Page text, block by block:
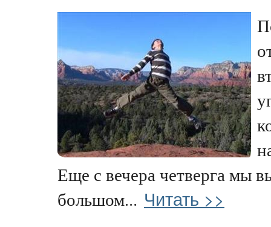
Еще с вечера четверга мы
большом... Читать >>